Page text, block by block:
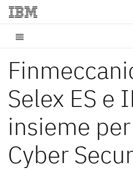
Selex ES e
insieme
Cyber